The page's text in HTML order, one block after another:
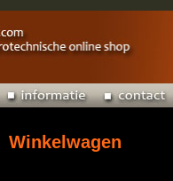
Winkelwagen